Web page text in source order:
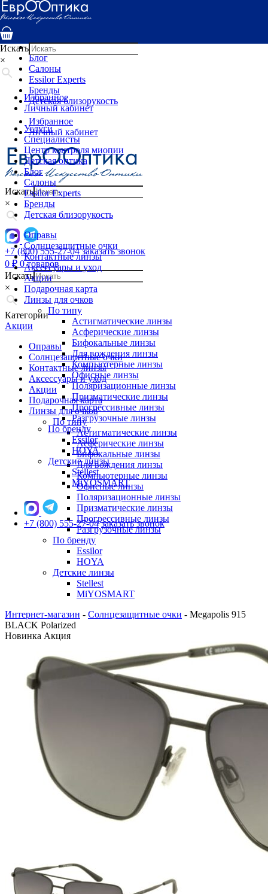
Услуги
Специалисты
Детская оптика
Блог
Салоны
Essilor Experts
Бренды
Детская близорукость
Избранное
Личный кабинет
Искать
×
+7 (800) 555-27-04 заказать звонок
0 ₽ 0 товаров
Искать
×
Категории
Акции
Оправы
Солнцезащитные очки
Контактные линзы
Аксессуары и уход
Акции
Подарочная карта
Линзы для очков
По типу
Астигматические линзы
Асферические линзы
Бифокальные линзы
Для вождения линзы
Компьютерные линзы
Офисные линзы
Поляризационные линзы
Призматические линзы
Прогрессивные линзы
Разгрузочные линзы
По бренду
Essilor
HOYA
Детские линзы
Stellest
MiYOSMART
Искать
×
Избранное
Личный кабинет
Услуги
Специалисты
Центр контроля миопии
Детская оптика
Блог
Салоны
Essilor Experts
Бренды
Детская близорукость
Оправы
Солнцезащитные очки
Контактные линзы
Аксессуары и уход
Акции
Подарочная карта
Линзы для очков
По типу
Астигматические линзы
Асферические линзы
Бифокальные линзы
Для вождения линзы
Компьютерные линзы
Офисные линзы
Поляризационные линзы
Призматические линзы
Прогрессивные линзы
Разгрузочные линзы
По бренду
Essilor
HOYA
Детские линзы
Stellest
MiYOSMART
+7 (800) 555-27-04 заказать звонок
Интернет-магазин - Солнцезащитные очки - Megapolis 915
BLACK Polarized
Новинка Акция